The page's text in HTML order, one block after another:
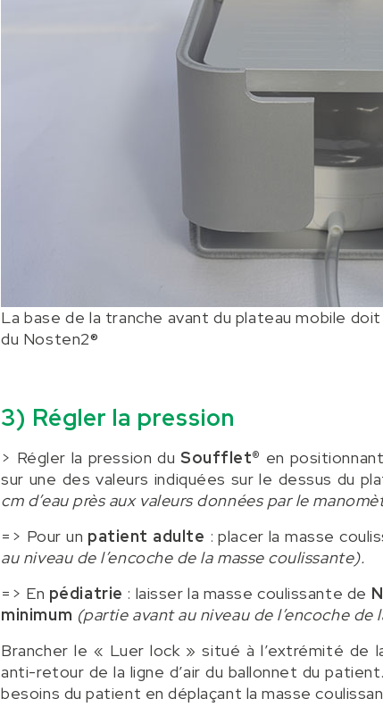
La base de la tranche avant du plateau mobile
du Nosten2®
3) Régler la pression
> Régler la pression du Soufflet® en
sur une des valeurs indiquées sur le dessus du
cm d’eau près aux valeurs données par le
=> Pour un patient adulte : placer la masse
au niveau de l’encoche de la masse coulissante).
=> En pédiatrie : laisser la masse coulissante de
minimum (partie avant au niveau de l’encoche de
Brancher le « Luer lock » situé à l’extrémité de
anti-retour de la ligne d’air du ballonnet du
besoins du patient en déplaçant la masse